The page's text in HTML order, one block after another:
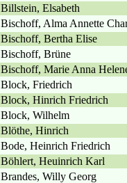
Billstein, Elsabeth
Bischoff, Alma Annette
Bischoff, Bertha Elise
Bischoff, Brüne
Bischoff, Marie Anna
Block, Friedrich
Block, Hinrich Friedrich
Block, Wilhelm
Blöthe, Hinrich
Bode, Heinrich Friedrich
Böhlert, Heuinrich Karl
Brandes, Willy Georg